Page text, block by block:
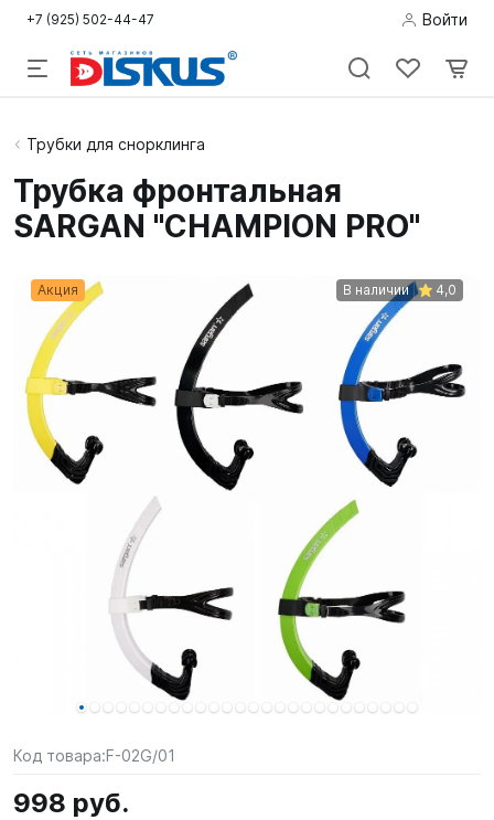
+7 (925) 502-44-47 Войти
Подводная
Дайвинг
Снорклинг /
Пляж
Фридайвинг
Бассейн
Подарочные
Акции
Трубки для снорклинга
Трубка фронтальная
SARGAN "CHAMPION PRO"
Акция В наличии 4,0
Код товара:F-02G/01
998 руб.